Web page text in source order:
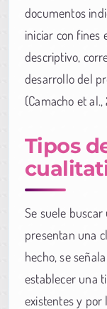
documentos
iniciar con fines
descriptivo,
desarrollo del
(Camacho et
Tipos
Se suele
presentan una
hecho, se
establecer una
existentes y por